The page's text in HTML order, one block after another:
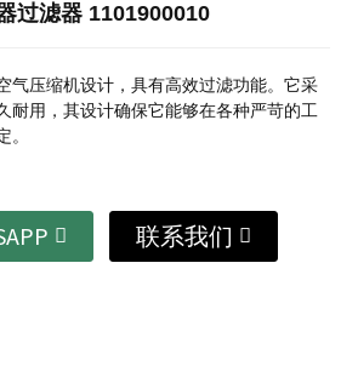
过滤器 1101900010
气压缩机设计，具有高效过滤功能。它采
耐用，其设计确保它能够在各种严苛的工
联系我们